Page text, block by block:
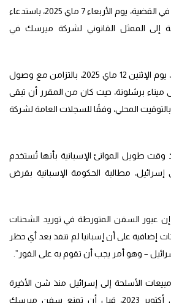
وقد أمر القاضي الذي ينظر في القضية، يوم الأربعاء 7 ماي 2025، باستدعاء
إلى الممثل القانوني لشركة ميرسك في
وانطلقت جلسات الاستماع، يوم الإثنين 12 ماي 2025، بالتزامن مع وصول
برشلونة، حيث كان من المقرر أن تبقى
المحلي، وفقًا للسجلات العامة لشركة
وقت طويل الموانئ الإسبانية بأنها تُستخدم
مطالبة الحكومة الإسبانية بفرض
عبور السفن المتورطة في توريد الشحنات
إضافية على أن إسبانيا لم تنفذ بعد أي حظر
– وهو أمر يجب أن تقوم به على الفور”.
الأسلحة إلى إسرائيل منذ شن الأخيرة
عدواناً على قطاع غزة في أكتوبر 2023، قبل أن تمنع سفن ميرسك